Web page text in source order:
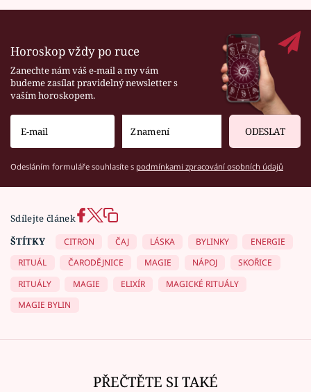
Horoskop vždy po ruce
Zanechte nám váš e-mail a my vám
budeme zasílat pravidelný newsletter s
vaším horoskopem.
ODESLAT
Odesláním formuláře souhlasíte s podmínkami zpracování osobních údajů
Sdílejte článek
ŠTÍTKY
CITRON ČAJ LÁSKA BYLINKY
ENERGIE
RITUÁL
ČARODĚJNICE MAGIE NÁPOJ
SKOŘICE
RITUÁLY
MAGIE ELIXÍR
MAGICKÉ RITUÁLY
MAGIE BYLIN
PŘEČTĚTE SI TAKÉ